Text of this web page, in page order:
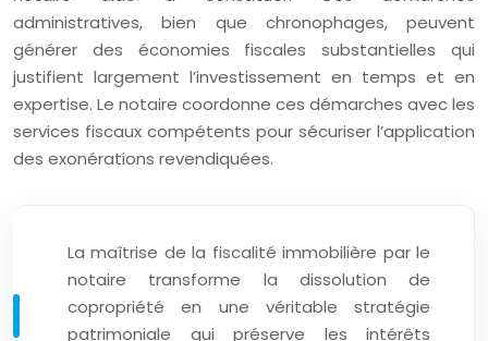
administratives, bien que chronophages, peuvent
générer des économies fiscales substantielles qui
justifient largement l’investissement en temps et en
expertise. Le notaire coordonne ces démarches avec les
services fiscaux compétents pour sécuriser l’application
des exonérations revendiquées.
La maîtrise de la fiscalité immobilière par le
notaire transforme la dissolution de
copropriété en une véritable stratégie
patrimoniale qui préserve les intérêts